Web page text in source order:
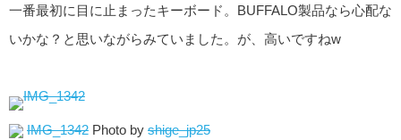
一番最初に目に止まったキーボード。BUFFALO製品なら心配な
いかな？と思いながらみていました。が、高いですねw
IMG_1342 Photo by shige_jp25